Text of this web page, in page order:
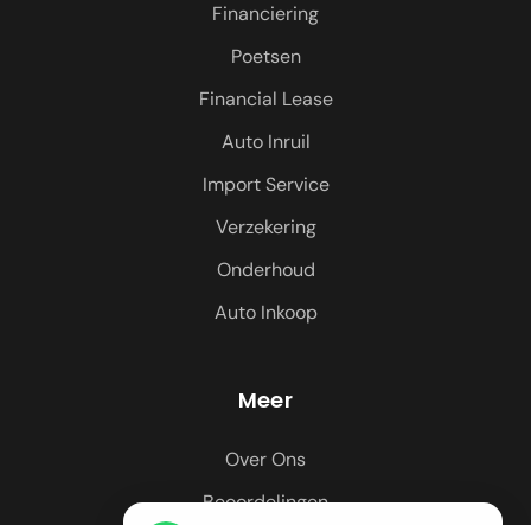
Financiering
Poetsen
Financial Lease
Auto Inruil
Import Service
Verzekering
Onderhoud
Auto Inkoop
Meer
Over Ons
Beoordelingen